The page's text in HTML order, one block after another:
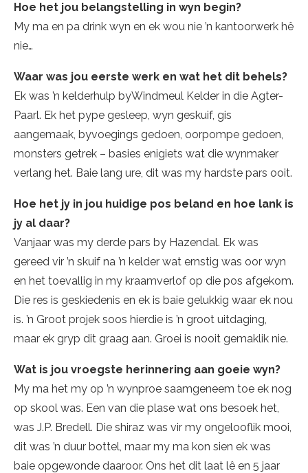
Hoe het jou belangstelling in wyn begin?
My ma en pa drink wyn en ek wou nie ’n kantoorwerk hê
nie…
Waar was jou eerste werk en wat het dit behels?
Ek was ’n kelderhulp byWindmeul Kelder in die Agter-
Paarl. Ek het pype gesleep, wyn geskuif, gis
aangemaak, byvoegings gedoen, oorpompe gedoen,
monsters getrek – basies enigiets wat die wynmaker
verlang het. Baie lang ure, dit was my hardste pars ooit.
Hoe het jy in jou huidige pos beland en hoe lank is
jy al daar?
Vanjaar was my derde pars by Hazendal. Ek was
gereed vir ’n skuif na ’n kelder wat ernstig was oor wyn
en het toevallig in my kraamverlof op die pos afgekom.
Die res is geskiedenis en ek is baie gelukkig waar ek nou
is. ’n Groot projek soos hierdie is ’n groot uitdaging,
maar ek gryp dit graag aan. Groei is nooit gemaklik nie.
Wat is jou vroegste herinnering aan goeie wyn?
My ma het my op ’n wynproe saamgeneem toe ek nog
op skool was. Een van die plase wat ons besoek het,
was J.P. Bredell. Die shiraz was vir my ongelooflik mooi,
dit was ’n duur bottel, maar my ma kon sien ek was
baie opgewonde daaroor. Ons het dit laat lê en 5 jaar